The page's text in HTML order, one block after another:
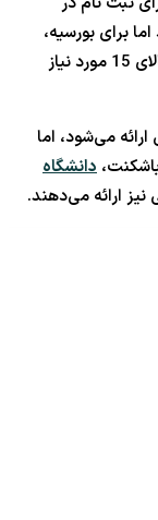
برای بورسیه،
معمولاً متولدین بعد از 1 ژانویه 1989و معدل بالای 15 مورد نیاز
ارائه می‌شود، اما
دانشگاه
نیز ارائه می‌دهند.